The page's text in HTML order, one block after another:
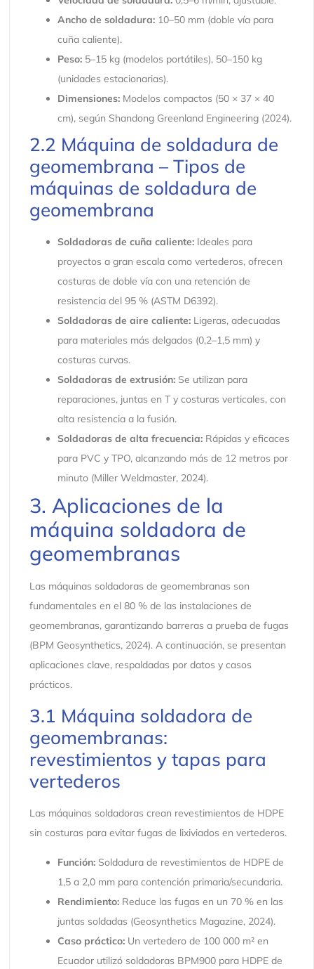
Ancho de soldadura:10–50 mm (doble vía para
cuña caliente).
Peso:5–15 kg (modelos portátiles), 50–150 kg
(unidades estacionarias).
Dimensiones:Modelos compactos (50 × 37 × 40
cm), según Shandong Greenland Engineering (2024).
2.2 Máquina de soldadura de
geomembrana – Tipos de
máquinas de soldadura de
geomembrana
Soldadoras de cuña caliente:Ideales para
proyectos a gran escala como vertederos, ofrecen
costuras de doble vía con una retención de
resistencia del 95 % (ASTM D6392).
Soldadoras de aire caliente:Ligeras, adecuadas
para materiales más delgados (0,2–1,5 mm) y
costuras curvas.
Soldadoras de extrusión:Se utilizan para
reparaciones, juntas en T y costuras verticales, con
alta resistencia a la fusión.
Soldadoras de alta frecuencia:Rápidas y eficaces
para PVC y TPO, alcanzando más de 12 metros por
minuto (Miller Weldmaster, 2024).
3. Aplicaciones de la
máquina soldadora de
geomembranas
Las máquinas soldadoras de geomembranas son
fundamentales en el 80 % de las instalaciones de
geomembranas, garantizando barreras a prueba de fugas
(BPM Geosynthetics, 2024). A continuación, se presentan
aplicaciones clave, respaldadas por datos y casos
prácticos.
3.1 Máquina soldadora de
geomembranas:
revestimientos y tapas para
vertederos
Las máquinas soldadoras crean revestimientos de HDPE
sin costuras para evitar fugas de lixiviados en vertederos.
Función:Soldadura de revestimientos de HDPE de
1,5 a 2,0 mm para contención primaria/secundaria.
Rendimiento:Reduce las fugas en un 70 % en las
juntas soldadas (Geosynthetics Magazine, 2024).
Caso práctico:Un vertedero de 100 000 m² en
Ecuador utilizó soldadoras BPM900 para HDPE de